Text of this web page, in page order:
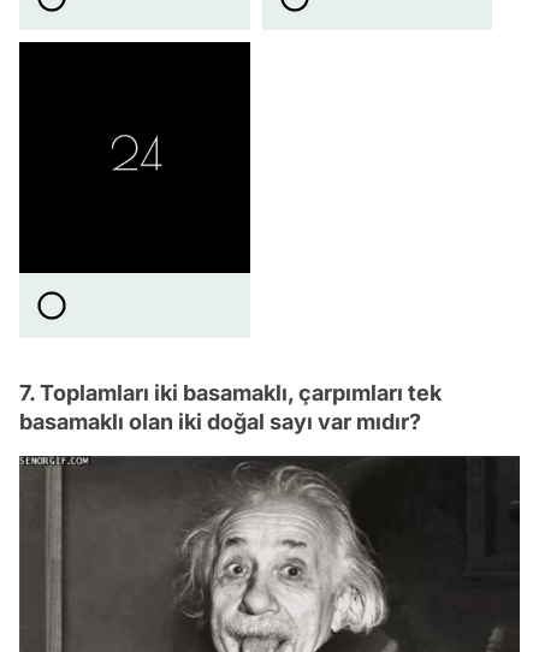
7. Toplamları iki basamaklı, çarpımları tek
basamaklı olan iki doğal sayı var mıdır?